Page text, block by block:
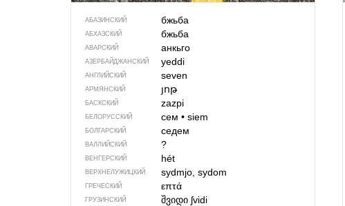
АБАЗИНСКИЙ бжьба
АБХАЗСКИЙ бжьба
АВАРСКИЙ анкьго
АЗЕРБАЙДЖАН­СКИЙ yeddi
АНГЛИЙСКИЙ seven
АРМЯНСКИЙ յոթ
БАСКСКИЙ zazpi
БЕЛОРУССКИЙ сем •siem
БОЛГАРСКИЙ седем
ВАЛЛИЙСКИЙ ?
ВЕНГЕРСКИЙ hét
ВЕРХНЕЛУЖИЦКИЙ sydmjo, sydom
ГРЕЧЕСКИЙ επτά
ГРУЗИНСКИЙ შვიდი ʃvidi